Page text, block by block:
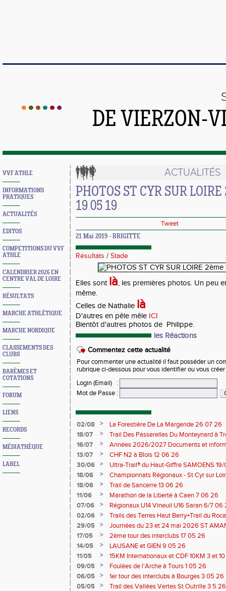
DE VIERZON-
VVF ATHLE
INFORMATIONS
PRATIQUES
ACTUALITÉS
EDITOS
COMPETITIONS DU VVF
ATHLE
CALENDRIER 2026 EN
CENTRE VAL DE LOIRE
RÉSULTATS
MARCHE ATHLÉTIQUE
MARCHE NORDIQUE
CLASSEMENTS DES
CLUBS
BARÈMES ET
COTATIONS
FORUM
LIENS
RECORDS
MÉDIATHÈQUE
LABEL
ACTUALITÉS
PHOTOS ST CYR SUR
19 05 19
Tweet
21 Mai 2019 - BRIGITTE
Résultats / Stade
Elles sont là, les premières photos. Un peu
même.
Celles de Nathalie là
D'autres en pêle mêle ICI
Bientôt d'autres photos de Philippe.
les Réactions
Commentez cette actualité
Pour commenter une actualité il faut posséder un
rubrique ci-dessous pour vous identifier ou vous
Login (Email)
:
Mot de Passe :
02/08 >
La Forestière De La Margeride 26 07 26
18/07
>
Trail Des Passerelles Du Monteynard à
16/07
>
Années 2026/2027 Documents et
13/07
>
CHF N2 à Blois 12 06 26
30/06
>
Ultra-Trail® du Haut-Giffre SAMOENS
18/06
>
Championnats Régionaux - St Cyr sur
Saran 13/14 06 26
18/06 >
Trail de Sancerre 13 06 26
11/06
>
Marathon de la Liberté à Caen 7 06 26
07/06
>
Régionaux U14 Vineuil U16 Saran 6/7 06
02/06
>
Trails des Terres Haut Berry+Trail du
du Berry 30/31 05 2026
29/05 >
Journées du 23 et 24 mai 2026 ST
17/05
>
2ème tour des interclubs 17 05 26
14/05
>
LAUSANE et GIEN 9 05 26
11/05
>
15KM Internationaux et CDF 10KM 3 et
09/05
>
Foulées de l'Arche à Tours 1 05 26
06/05
>
1er tour des interclubs à Bourges 3 05 26
05/05
>
Trail des Vallées Vertes St Outrille 3 5 26